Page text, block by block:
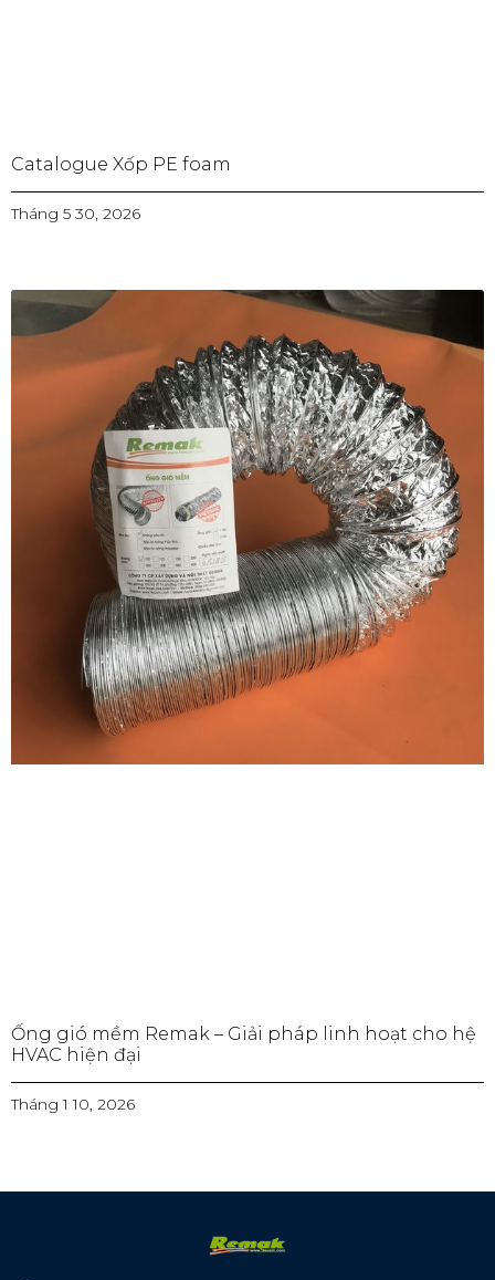
Catalogue Xốp PE foam
Tháng 5 30, 2026
Ống gió mềm Remak – Giải pháp linh hoạt cho hệ
HVAC hiện đại
Tháng 1 10, 2026